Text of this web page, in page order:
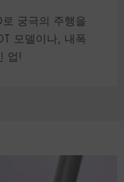
궁극의 주행을
모델이나, 내폭
업!